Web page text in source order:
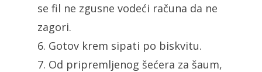
se fil ne zgusne vodeći računa da ne
zagori.
6. Gotov krem sipati po biskvitu.
7. Od pripremljenog šećera za šaum,